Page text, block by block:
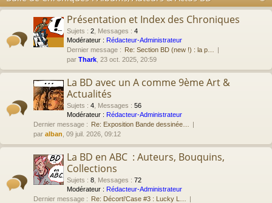
Présentation et Index des Chroniques
Sujets : 2 Messages : 4
Modérateur : Rédacteur-Administrateur
Dernier message : Re: Section BD (new !) : la p…
par Thark , 23 oct. 2025, 20:59
La BD avec un A comme 9ème Art &
Actualités
Sujets : 4 Messages : 56
Modérateur : Rédacteur-Administrateur
Dernier message : Re: Exposition Bande dessinée…
par alban , 09 juil. 2026, 09:12
La BD en ABC : Auteurs, Bouquins,
Collections
Sujets : 8 Messages : 72
Modérateur : Rédacteur-Administrateur
Dernier message : Re: Décorti'Case #3 : Lucky L…